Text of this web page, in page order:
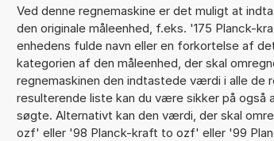
Ved denne regnemaskine er det muligt at
den originale måleenhed, f.eks. '175 Planck-
enhedens fulde navn eller en forkortelse af
kategorien af den måleenhed, der skal
regnemaskinen den indtastede værdi i alle de
resulterende liste kan du være sikker på også
søgte. Alternativt kan den værdi, der skal
ozf' eller '98 Planck-kraft to ozf' eller '99